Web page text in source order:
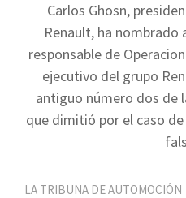
Carlos Ghosn,
Renault, ha nombrado
responsable de
ejecutivo del grupo
antiguo número dos de
que dimitió por el caso
LA TRIBUNA DE AUTOMOCIÓN